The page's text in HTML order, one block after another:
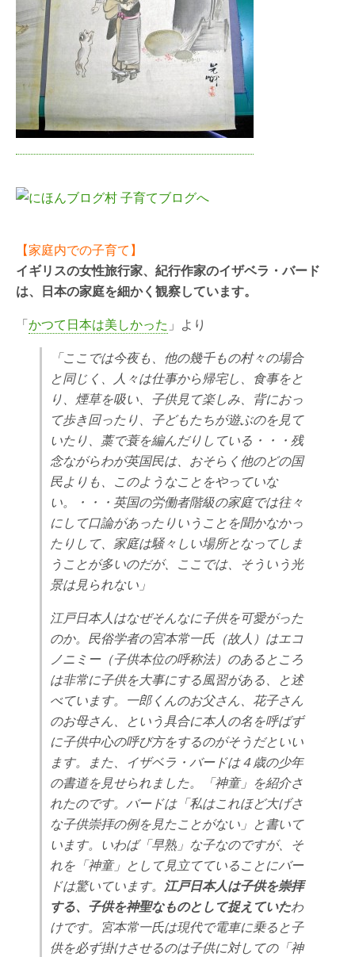
【家庭内での子育て】
イギリスの女性旅行家、紀行作家のイザベラ・バード
は、日本の家庭を細かく観察しています。
「かつて日本は美しかった 」より
「ここでは今夜も、他の幾千もの村々の場合
と同じく、人々は仕事から帰宅し、食事をと
り、煙草を吸い、子供見て楽しみ、背におっ
て歩き回ったり、子どもたちが遊ぶのを見て
いたり、藁で蓑を編んだりしている・・・残
念ながらわが英国民は、おそらく他のどの国
民よりも、このようなことをやっていな
い。・・・英国の労働者階級の家庭では往々
にして口論があったりいうことを聞かなかっ
たりして、家庭は騒々しい場所となってしま
うことが多いのだが、ここでは、そういう光
景は見られない」
江戸日本人はなぜそんなに子供を可愛がった
のか。民俗学者の宮本常一氏（故人）はエコ
ノニミー（子供本位の呼称法）のあるところ
は非常に子供を大事にする風習がある、と述
べています。一郎くんのお父さん、花子さん
のお母さん、という具合に本人の名を呼ばず
に子供中心の呼び方をするのがそうだといい
ます。また、イザベラ・バードは４歳の少年
の書道を見せられました。「神童」を紹介さ
れたのです。バードは「私はこれほど大げさ
な子供崇拝の例を見たことがない」と書いて
います。いわば「早熟」な子なのですが、そ
れを「神童」として見立てていることにバー
ドは驚いています。 江戸日本人は子供を崇拝
する、子供を神聖なものとして捉えていたわ
けです。宮本常一氏は現代で電車に乗ると子
供を必ず掛けさせるのは子供に対しての「神